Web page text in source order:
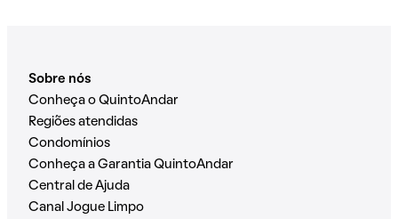
Sobre nós
Conheça o QuintoAndar
Regiões atendidas
Condomínios
Conheça a Garantia QuintoAndar
Central de Ajuda
Canal Jogue Limpo